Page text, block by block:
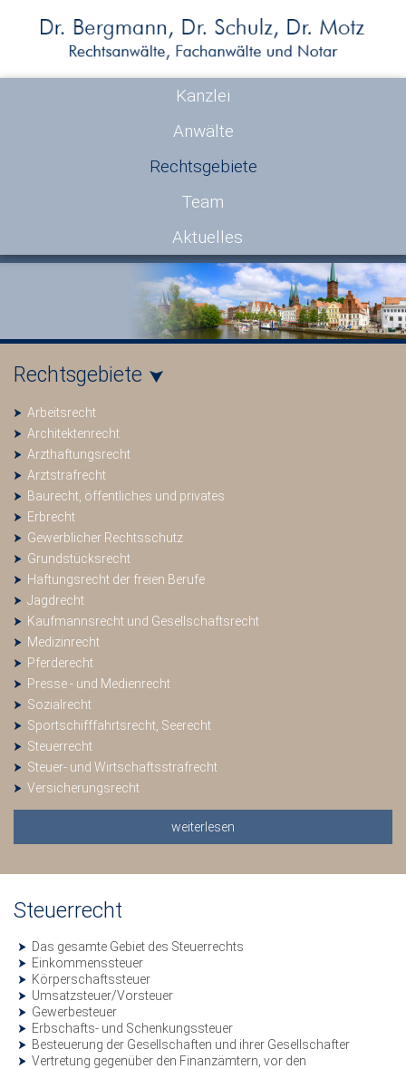
Kanzlei
Anwälte
Rechtsgebiete
Team
Aktuelles
Rechtsgebiete
Arbeitsrecht
Architektenrecht
Arzthaftungsrecht
Arztstrafrecht
Baurecht, öffentliches und privates
Erbrecht
Gewerblicher Rechtsschutz
Grundstücksrecht
Haftungsrecht der freien Berufe
Jagdrecht
Kaufmannsrecht und Gesellschaftsrecht
Medizinrecht
Pferderecht
Presse - und Medienrecht
Sozialrecht
Sportschifffahrtsrecht, Seerecht
Steuerrecht
Steuer- und Wirtschaftsstrafrecht
Versicherungsrecht
weiterlesen
Steuerrecht
Das gesamte Gebiet des Steuerrechts
Einkommenssteuer
Körperschaftssteuer
Umsatzsteuer/Vorsteuer
Gewerbesteuer
Erbschafts- und Schenkungssteuer
Besteuerung der Gesellschaften und ihrer Gesellschafter
Vertretung gegenüber den Finanzämtern, vor den